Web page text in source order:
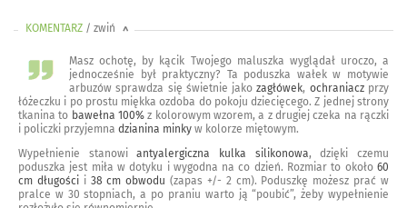
KOMENTARZ / zwiń <
Masz ochotę, by kącik Twojego maluszka wyglądał uroczo, a
jednocześnie był praktyczny? Ta poduszka wałek w motywie
arbuzów sprawdza się świetnie jakozagłówek, ochraniaczprzy
łóżeczku i po prostu miękka ozdoba do pokoju dziecięcego. Z jednej strony
tkanina to bawełna 100% z kolorowym wzorem, a z drugiej czeka na rączki
i policzki przyjemna dzianina minky w kolorze miętowym.
Wypełnienie stanowiantyalergiczna kulka silikonowa, dzięki czemu
poduszka jest miła w dotyku i wygodna na co dzień. Rozmiar to około 60
cm długościi 38 cm obwodu (zapas +/- 2 cm). Poduszkę możesz prać w
pralce w 30 stopniach, a po praniu warto ją “poubić”, żeby wypełnienie